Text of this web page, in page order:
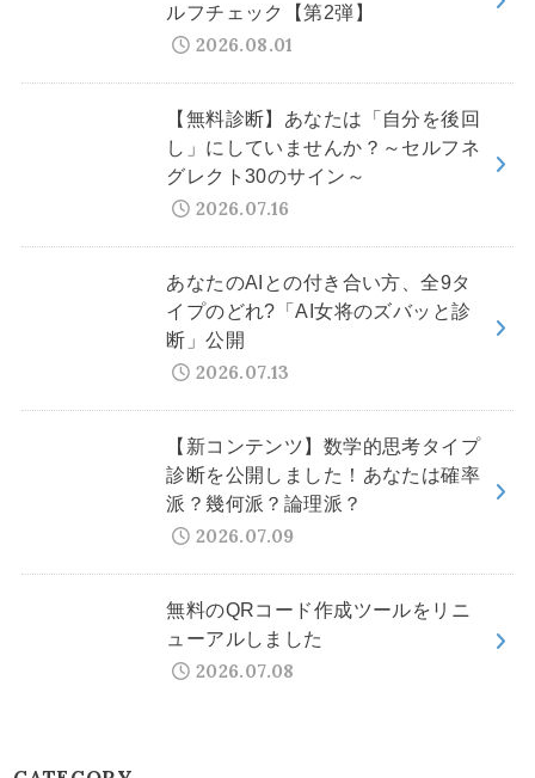
ルフチェック【第2弾】
2026.08.01
【無料診断】あなたは「自分を後回
し」にしていませんか？～セルフネ
グレクト30のサイン～
2026.07.16
あなたのAIとの付き合い方、全9タ
イプのどれ?「AI女将のズバッと診
断」公開
2026.07.13
【新コンテンツ】数学的思考タイプ
診断を公開しました！あなたは確率
派？幾何派？論理派？
2026.07.09
無料のQRコード作成ツールをリニ
ューアルしました
2026.07.08